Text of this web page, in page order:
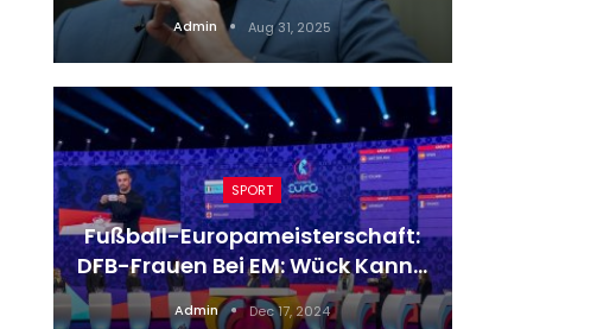
Admin Aug 31, 2025
SPORT
Fußball-Europameisterschaft:
DFB-Frauen Bei EM: Wück Kann…
Admin Dec 17, 2024